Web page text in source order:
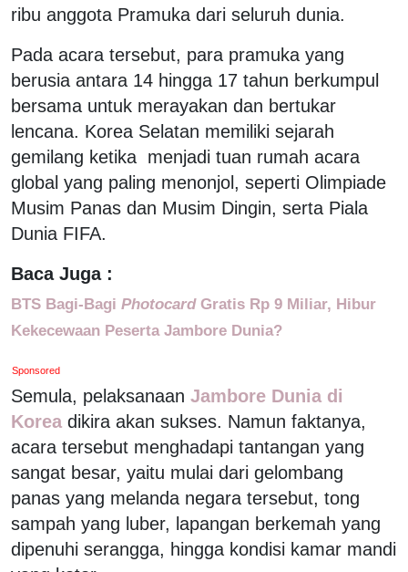
ribu anggota Pramuka dari seluruh dunia.
Pada acara tersebut, para pramuka yang
berusia antara 14 hingga 17 tahun berkumpul
bersama untuk merayakan dan bertukar
lencana. Korea Selatan memiliki sejarah
gemilang ketika menjadi tuan rumah acara
global yang paling menonjol, seperti Olimpiade
Musim Panas dan Musim Dingin, serta Piala
Dunia FIFA.
Baca Juga :
BTS Bagi-Bagi PhotocardGratis Rp 9 Miliar, Hibur
Kekecewaan Peserta Jambore Dunia?
Sponsored
Semula, pelaksanaan Jambore Dunia di
Korea dikira akan sukses. Namun faktanya,
acara tersebut menghadapi tantangan yang
sangat besar, yaitu mulai dari gelombang
panas yang melanda negara tersebut, tong
sampah yang luber, lapangan berkemah yang
dipenuhi serangga, hingga kondisi kamar mandi